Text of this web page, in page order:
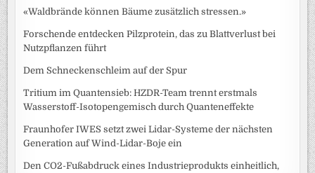
«Waldbrände können Bäume zusätzlich stressen.»
Forschende entdecken Pilzprotein, das zu Blattverlust bei
Nutzpflanzen führt
Dem Schneckenschleim auf der Spur
Tritium im Quantensieb: HZDR-Team trennt erstmals
Wasserstoff-Isotopengemisch durch Quanteneffekte
Fraunhofer IWES setzt zwei Lidar-Systeme der nächsten
Generation auf Wind-Lidar-Boje ein
Den CO2-Fußabdruck eines Industrieprodukts einheitlich,